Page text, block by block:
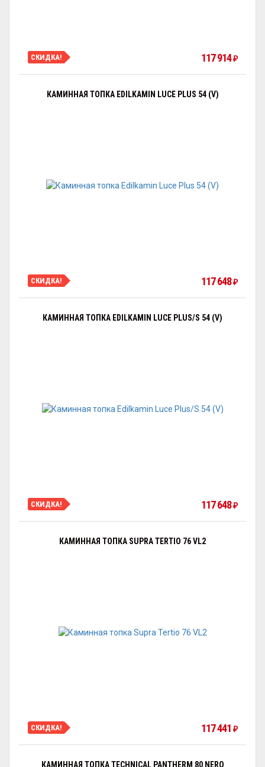
СКИДКА! 117 914 ₽
КАМИННАЯ ТОПКА EDILKAMIN LUCE PLUS 54 (V)
СКИДКА! 117 648 ₽
КАМИННАЯ ТОПКА EDILKAMIN LUCE PLUS/S 54 (V)
СКИДКА! 117 648 ₽
КАМИННАЯ ТОПКА SUPRA TERTIO 76 VL2
СКИДКА! 117 441 ₽
КАМИННАЯ ТОПКА TECHNICAL PANTHERM 80 NERO